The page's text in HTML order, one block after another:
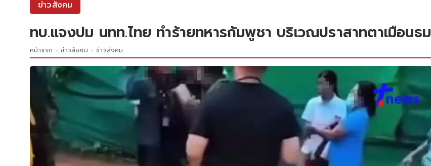
ข่าวสังคม
ทบ.แจงปม นทท.ไทย ทำร้ายทหารกัมพูชา บริเวณปราสาทตาเมือนธม
หน้าแรก ข่าวสังคม ข่าวสังคม